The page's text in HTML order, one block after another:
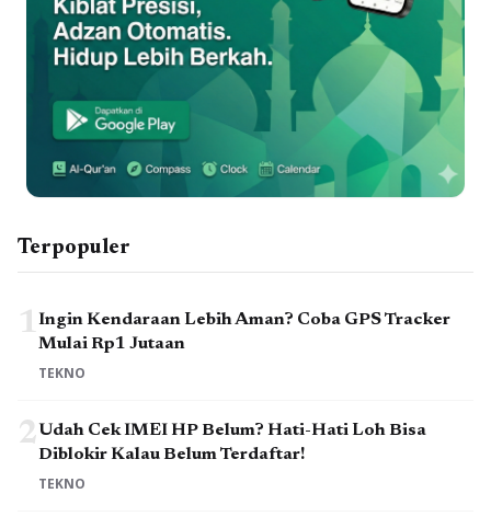
Terpopuler
1Ingin Kendaraan Lebih Aman? Coba GPS Tracker
Mulai Rp1 Jutaan
TEKNO
2Udah Cek IMEI HP Belum? Hati-Hati Loh Bisa
Diblokir Kalau Belum Terdaftar!
TEKNO